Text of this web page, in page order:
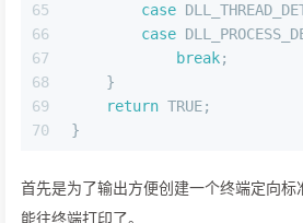
65
66
67
68
69
70
case
case
break;
    }
return TRUE;
}
首先是为了输出方便创建一个终端定向
能往终端打印了。